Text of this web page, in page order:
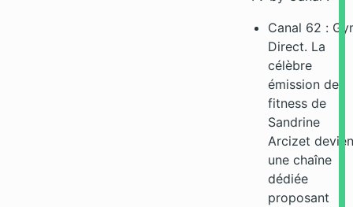
Canal 62 :
Direct. La
célèbre
émission de
fitness de
Sandrine
Arcizet
une chaîne
dédiée
proposant